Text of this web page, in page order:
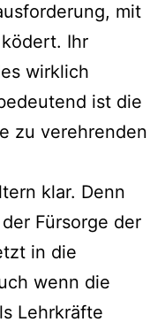
mit
Ihr
wirklich
ist die
zu verehrenden
klar. Denn
Fürsorge der
in die
wenn die
Lehrkräfte